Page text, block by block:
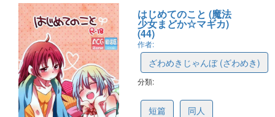
はじめてのこと (魔法
少女まどか☆マギカ)
(44)
作者:
ざわめきじゃんぼ (ざわめき)
分類:
短篇 同人